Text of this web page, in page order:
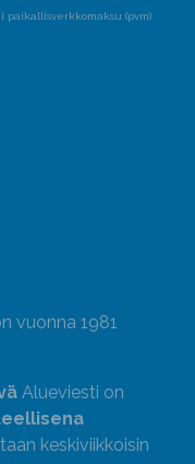
(pvm)
vuonna 1981
Alueviesti on
keskiviikkoisin